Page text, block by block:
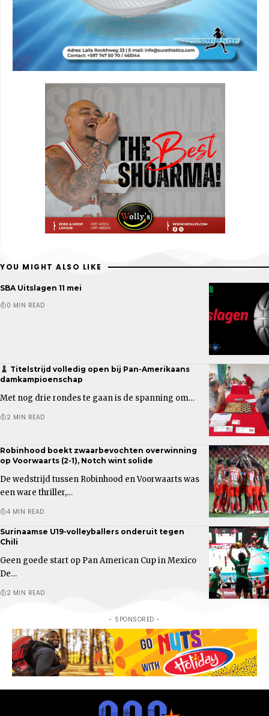
YOU MIGHT ALSO LIKE
SBA Uitslagen 11 mei
0 MIN READ
Titelstrijd volledig open bij Pan-Amerikaans
damkampioenschap
Met nog drie rondes te gaan is de spanning om…
2 MIN READ
Robinhood boekt zwaarbevochten overwinning
op Voorwaarts (2-1), Notch wint solide
De wedstrijd tussen Robinhood en Voorwaarts was
een ware thriller,…
4 MIN READ
Surinaamse U19-volleyballers onderuit tegen
Chili
Geen goede start op Pan American Cup in Mexico
De…
2 MIN READ
- SPONSORED -